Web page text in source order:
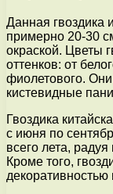
Данная гвоздика
примерно 20-30
окраской. Цветы
оттенков: от
фиолетового.
кистевидные
Гвоздика
с июня по
всего лета,
Кроме того,
декоративностью